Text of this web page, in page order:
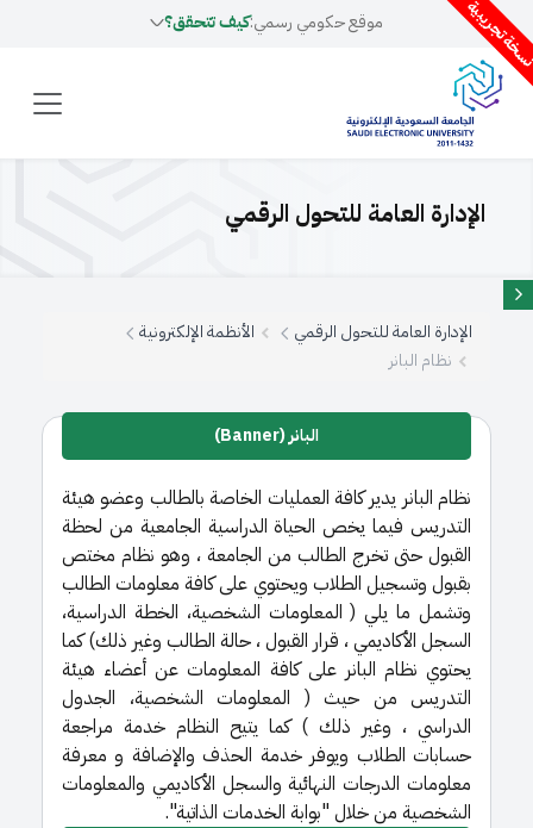
تجريبية موقع حكومي رسمي:كيف تتحقق؟
الإدارة العامة للتحول الرقمي
الإدارة العامة للتحول الرقمي
الأنظمة الإلكترونية
نظام البانر
البانر (Banner)​
نظام البانر يدير كافة العمليات الخاصة بالطالب وعضو هيئة
التدريس فيما يخص الحياة الدراسية الجامعية من لحظة
القبول حتى تخرج الطالب من الجامعة ، وهو نظام مختص
بقبول وتسجيل الطلاب ويحتوي على كافة معلومات الطالب
وتشمل ما يلي ( المعلومات الشخصية، الخطة الدراسية،
السجل الأكاديمي ، قرار القبول ، حالة الطالب وغير ذلك) كما
يحتوي نظام البانر على كافة المعلومات عن أعضاء هيئة
التدريس من حيث ( المعلومات الشخصية، الجدول
الدراسي ، وغير ذلك ) كما يتيح النظام خدمة مراجعة
حسابات الطلاب ويوفر خدمة الحذف والإضافة و معرفة
معلومات الدرجات النهائية والسجل الأكاديمي والمعلومات
الشخصية من خلال "بوابة الخدمات الذاتية".